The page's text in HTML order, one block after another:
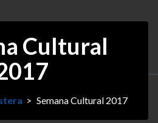
Cultural
> Semana Cultural 2017